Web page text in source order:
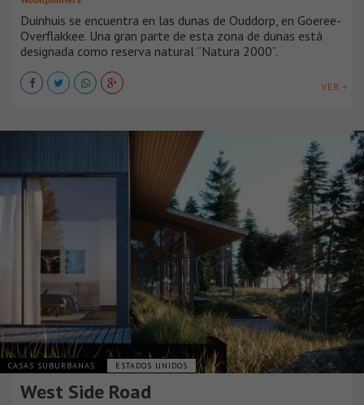
Duinhuis se encuentra en las dunas de Ouddorp, en Goeree-
Overflakkee. Una gran parte de esta zona de dunas está
designada como reserva natural “Natura 2000”.
VER +
CASAS SUBURBANAS ESTADOS UNIDOS
West Side Road